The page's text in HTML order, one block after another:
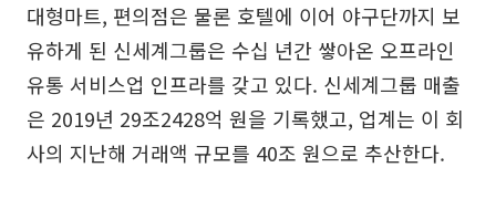
대형마트, 편의점은 물론 호텔에 이어 야구단까지 보
유하게 된 신세계그룹은 수십 년간 쌓아온 오프라인
유통 서비스업 인프라를 갖고 있다. 신세계그룹 매출
은 2019년 29조2428억 원을 기록했고, 업계는 이 회
사의 지난해 거래액 규모를 40조 원으로 추산한다.